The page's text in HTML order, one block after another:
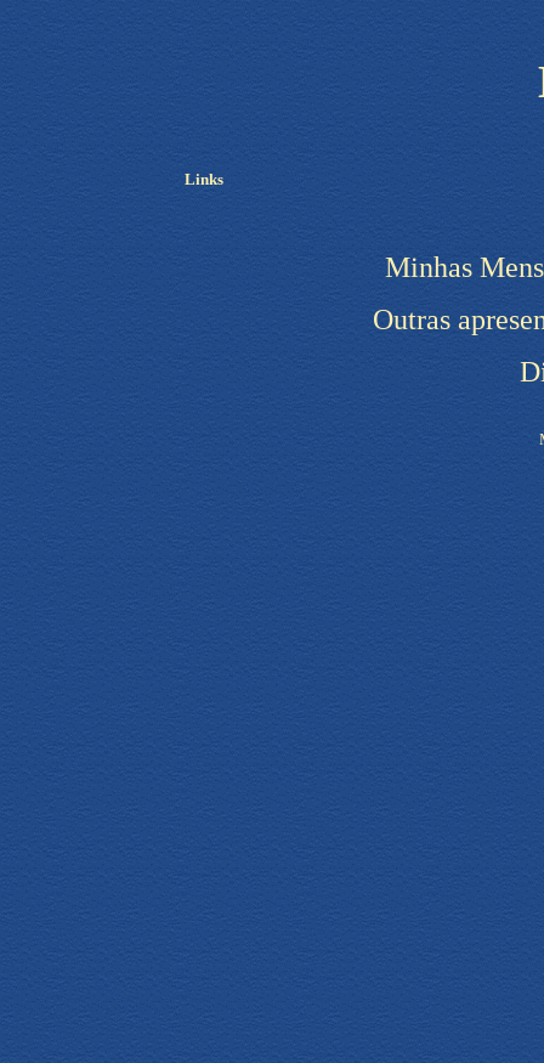
Links
Minhas
Outras